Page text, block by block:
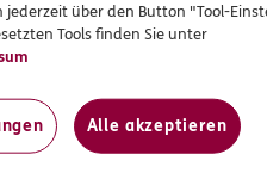
jederzeit über den Button "Tool-
Tools finden Sie unter
Alle akzeptieren